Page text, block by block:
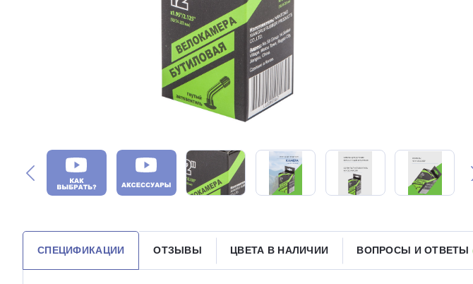
СПЕЦИФИКАЦИИ ОТЗЫВЫ ЦВЕТА В НАЛИЧИИ ВОПРОСЫ И ОТВЕТЫ
Получайте товар
Оставшиеся 75%
с вашей картыпо25